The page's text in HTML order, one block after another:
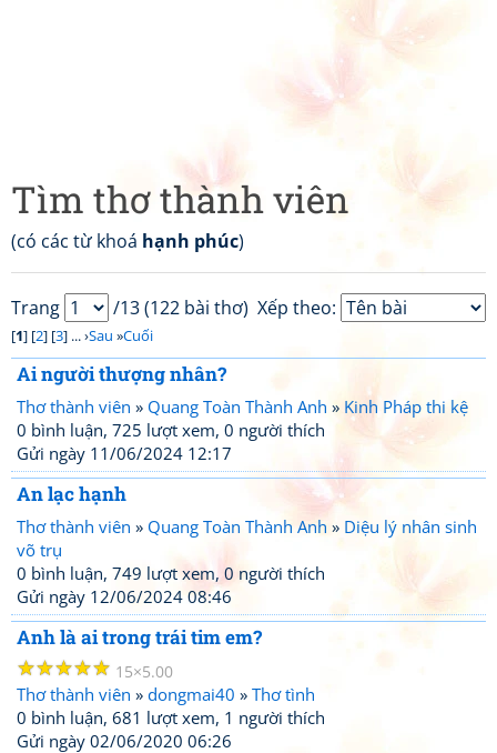
Tìm thơ thành viên
(có các từ khoá hạnh phúc)
Xếp theo:
Trang /13 (122 bài thơ)
[1] [2] [3] ... ›Sau »Cuối
Ai người thượng nhân?
Thơ thành viên » Quang Toàn Thành Anh » Kinh Pháp thi kệ
0 bình luận, 725 lượt xem, 0 người thích
Gửi ngày 11/06/2024 12:17
An lạc hạnh
Thơ thành viên » Quang Toàn Thành Anh » Diệu lý nhân sinh
võ trụ
0 bình luận, 749 lượt xem, 0 người thích
Gửi ngày 12/06/2024 08:46
Anh là ai trong trái tim em?
☆
☆
☆
☆
☆ 15 5.00
Thơ thành viên » dongmai40 » Thơ tình
0 bình luận, 681 lượt xem, 1 người thích
Gửi ngày 02/06/2020 06:26